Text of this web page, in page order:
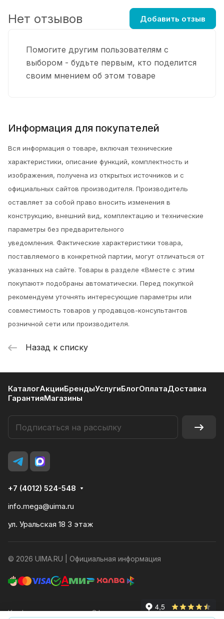
Помогите другим пользователям с
выбором - будьте первым, кто поделится
своим мнением об этом товаре
Нет отзывов Добавить отзыв
Информация для покупателей
Вся информация о товаре, включая технические
характеристики, описание функций, комплектность и
изображения, получена из открытых источников и с
официальных сайтов производителя. Производитель
оставляет за собой право вносить изменения в
конструкцию, внешний вид, комплектацию и технические
параметры без предварительного
уведомления. Фактические характеристики товара,
поставляемого в конкретной партии, могут отличаться от
указанных на сайте. Товары в разделе «Вместе с этим
покупают» подобраны автоматически. Перед покупкой
рекомендуем уточнять интересующие параметры или
совместимость товаров у продавцов-консультантов
розничной сети или производителя.
Назад к списку
КаталогАкцииБрендыУслугиБлогОплатаДоставка
ГарантияМагазины
+7 (4012) 524-548
info.mega@uima.ru
ул. Уральская 18 3 этаж
© 2026 UIMA.RU | Официальная информация
Конфиденциальность Оферта